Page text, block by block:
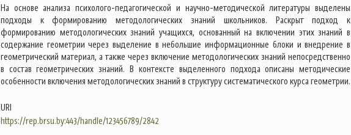
На основе анализа психолого-педагогической и научно-методической литературы выделены
подходы к формированию методологических знаний школьников. Раскрыт подход к
формированию методологических знаний учащихся, основанный на включении этих знаний в
содержание геометрии через выделение в небольшие информационные блоки и внедрение в
геометрический материал, а также через включение методологических знаний непосредственно
в состав геометрических знаний. В контексте выделенного подхода описаны методические
особенности включения методологических знаний в структуру систематического курса геометрии.
URI
https://rep.brsu.by:443/handle/123456789/2842